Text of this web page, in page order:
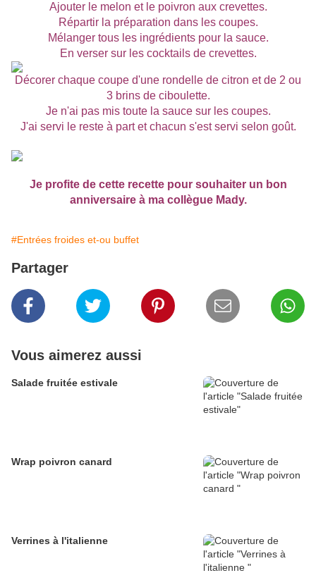
Ajouter le melon et le poivron aux crevettes.
Répartir la préparation dans les coupes.
Mélanger tous les ingrédients pour la sauce.
En verser sur les cocktails de crevettes.
Décorer chaque coupe d'une rondelle de citron et de 2 ou
3 brins de ciboulette.
Je n'ai pas mis toute la sauce sur les coupes.
J'ai servi le reste à part et chacun s'est servi selon goût.
Je profite de cette recette pour souhaiter un bon
anniversaire à ma collègue Mady.
#Entrées froides et-ou buffet
Partager
Vous aimerez aussi
Salade fruitée estivale
Wrap poivron canard
Verrines à l'italienne